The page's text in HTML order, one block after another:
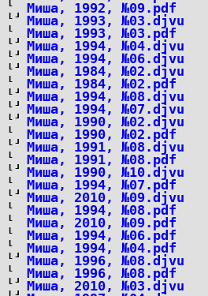
Миша, 1992, №09.pdf
Миша, 1993, №03.djvu
Миша, 1993, №03.pdf
Миша, 1994, №04.djvu
Миша, 1994, №06.djvu
Миша, 1984, №02.djvu
Миша, 1984, №02.pdf
Миша, 1994, №08.djvu
Миша, 1994, №07.djvu
Миша, 1990, №02.djvu
Миша, 1990, №02.pdf
Миша, 1991, №08.djvu
Миша, 1991, №08.pdf
Миша, 1990, №10.djvu
Миша, 1994, №07.pdf
Миша, 2010, №09.djvu
Миша, 1994, №08.pdf
Миша, 2010, №09.pdf
Миша, 1994, №06.pdf
Миша, 1994, №04.pdf
Миша, 1996, №08.djvu
Миша, 1996, №08.pdf
Миша, 2010, №03.djvu